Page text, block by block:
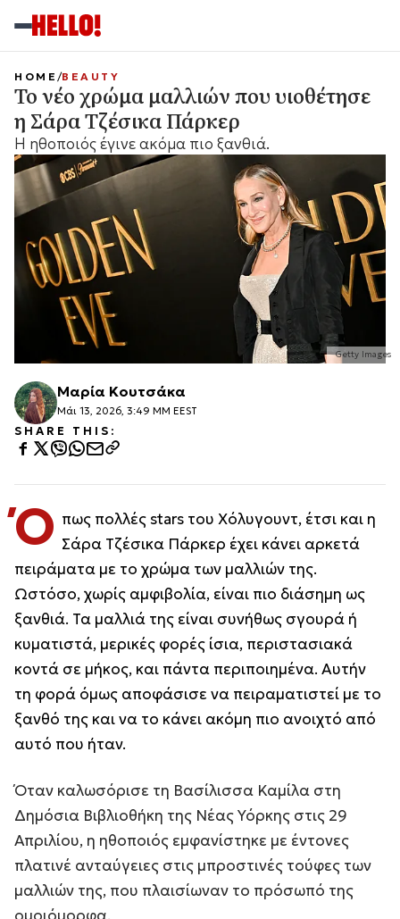
Getty Images
HOME BEAUTY
Το νέο χρώμα μαλλιών που υιοθέτησε
η Σάρα Τζέσικα Πάρκερ
Η ηθοποιός έγινε ακόμα πιο ξανθιά.
Μαρία Κουτσάκα
Μάι 13, 2026, 3:49 ΜΜ EEST
SHARE THIS:
Ό πως πολλές stars του Χόλυγουντ, έτσι και η
Σάρα Τζέσικα Πάρκερ έχει κάνει αρκετά
πειράματα με το χρώμα των μαλλιών της.
Ωστόσο, χωρίς αμφιβολία, είναι πιο διάσημη ως
ξανθιά. Τα μαλλιά της είναι συνήθως σγουρά ή
κυματιστά, μερικές φορές ίσια, περιστασιακά
κοντά σε μήκος, και πάντα περιποιημένα. Αυτήν
τη φορά όμως αποφάσισε να πειραματιστεί με το
ξανθό της και να το κάνει ακόμη πιο ανοιχτό από
αυτό που ήταν.
Όταν καλωσόρισε τη Βασίλισσα Καμίλα στη
Δημόσια Βιβλιοθήκη της Νέας Υόρκης στις 29
Απριλίου, η ηθοποιός εμφανίστηκε με έντονες
πλατινέ ανταύγειες στις μπροστινές τούφες των
μαλλιών της, που πλαισίωναν το πρόσωπό της